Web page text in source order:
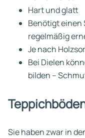
Hart und glatt
Benötigt einen
regelmäßig
Je nach
Bei Dielen
bilden –
Sie haben zwar in